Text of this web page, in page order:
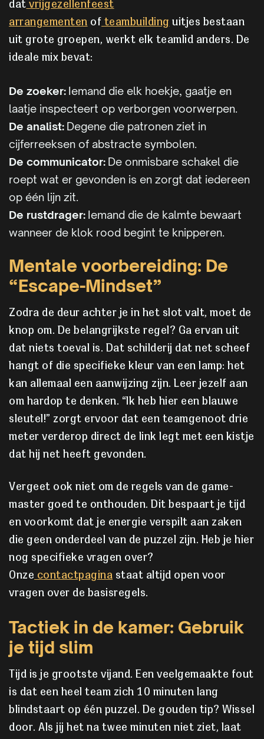
dat vrijgezellenfeest
arrangementen of teambuilding uitjes bestaan
uit grote groepen, werkt elk teamlid anders. De
ideale mix bevat:
De zoeker: Iemand die elk hoekje, gaatje en
laatje inspecteert op verborgen voorwerpen.
De analist: Degene die patronen ziet in
cijferreeksen of abstracte symbolen.
De communicator: De onmisbare schakel die
roept wat er gevonden is en zorgt dat iedereen
op één lijn zit.
De rustdrager: Iemand die de kalmte bewaart
wanneer de klok rood begint te knipperen.
Mentale voorbereiding: De
“Escape-Mindset”
Zodra de deur achter je in het slot valt, moet de
knop om. De belangrijkste regel? Ga ervan uit
dat niets toeval is. Dat schilderij dat net scheef
hangt of die specifieke kleur van een lamp: het
kan allemaal een aanwijzing zijn. Leer jezelf aan
om hardop te denken. “Ik heb hier een blauwe
sleutel!” zorgt ervoor dat een teamgenoot drie
meter verderop direct de link legt met een kistje
dat hij net heeft gevonden.
Vergeet ook niet om de regels van de game-
master goed te onthouden. Dit bespaart je tijd
en voorkomt dat je energie verspilt aan zaken
die geen onderdeel van de puzzel zijn. Heb je hier
nog specifieke vragen over?
Onze contactpagina staat altijd open voor
vragen over de basisregels.
Tactiek in de kamer: Gebruik
je tijd slim
Tijd is je grootste vijand. Een veelgemaakte fout
is dat een heel team zich 10 minuten lang
blindstaart op één puzzel. De gouden tip? Wissel
door. Als jij het na twee minuten niet ziet, laat